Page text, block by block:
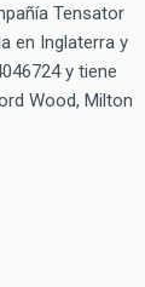
Tensator
en Inglaterra y
y tiene
Wood, Milton